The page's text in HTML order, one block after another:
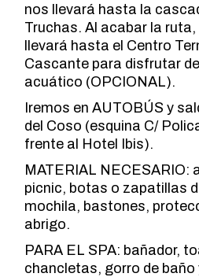
nos llevará hasta la
Truchas. Al acabar la
llevará hasta el Centro
Cascante para disfrutar
acuático (OPCIONAL).
Iremos en AUTOBÚS y
del Coso (esquina C/
frente al Hotel Ibis).
MATERIAL NECESARIO:
picnic, botas o zapatillas
mochila, bastones,
abrigo.
PARA EL SPA: bañador,
chancletas, gorro de baño